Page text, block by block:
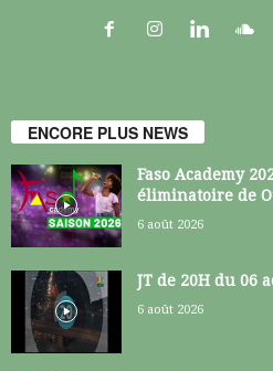
ENCORE PLUS NEWS
Faso Academy
éliminatoire de
6 août 2026
JT de 20H du 06
6 août 2026